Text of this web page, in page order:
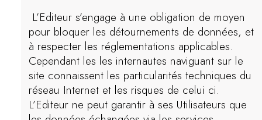
L’Editeur s’engage à une obligation de moyen
pour bloquer les détournements de données, et
à respecter les réglementations applicables.
Cependant les les internautes naviguant sur le
site connaissent les particularités techniques du
réseau Internet et les risques de celui ci.
L’Editeur ne peut garantir à ses Utilisateurs que